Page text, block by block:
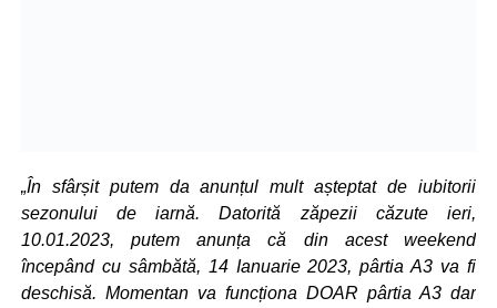
„În sfârșit putem da anunțul mult așteptat de iubitorii
sezonului de iarnă. Datorită zăpezii căzute ieri,
10.01.2023, putem anunța că din acest weekend
începând cu sâmbătă, 14 Ianuarie 2023, pârtia A3 va fi
deschisă. Momentan va funcționa DOAR pârtia A3 dar